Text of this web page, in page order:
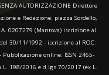
AUTORIZZAZIONE Direttore
e Redazione: piazza Sordello,
0207279 (Mantova) iscrizione al
30/11/1992 - iscrizione al ROC:
online: ISSN 2465-
198/2016 e d.lgs 70/2017 (ex L.